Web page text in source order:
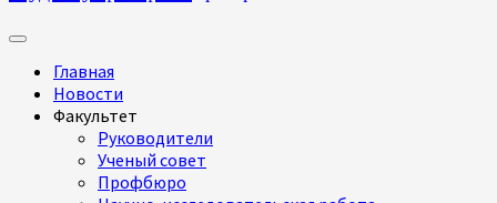
Основное
Главная
Новости
Факультет
Руководители
Ученый совет
Профбюро